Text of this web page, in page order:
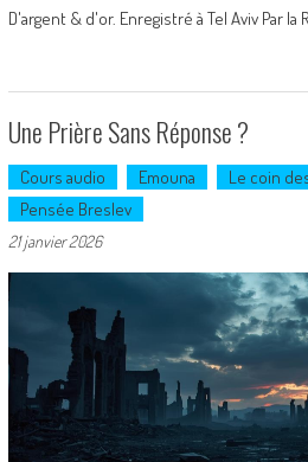
D'argent & d'or. Enregistré à Tel Aviv Par la
Une Prière Sans Réponse ?
Cours audio Emouna Le coin
Pensée Breslev
21 janvier 2026